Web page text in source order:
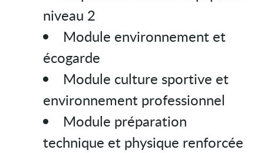
niveau 2
Module environnement et
écogarde
Module culture sportive et
environnement professionnel
Module préparation
technique et physique renforcée